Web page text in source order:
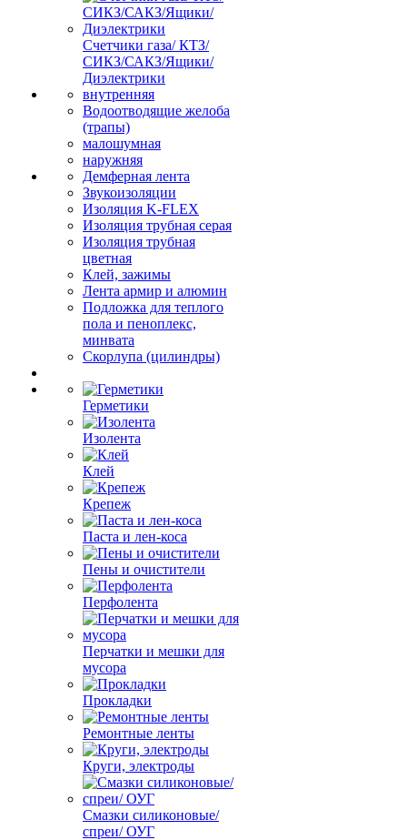
Счетчики газа/ КТЗ/
СИКЗ/САКЗ/Ящики/
Диэлектрики
внутренняя
Водоотводящие желоба
(трапы)
малошумная
наружняя
Демферная лента
Звукоизоляции
Изоляция K-FLEX
Изоляция трубная серая
Изоляция трубная
цветная
Клей, зажимы
Лента армир и алюмин
Подложка для теплого
пола и пеноплекс,
минвата
Скорлупа (цилиндры)
Герметики
Изолента
Клей
Крепеж
Паста и лен-коса
Пены и очистители
Перфолента
Перчатки и мешки для
мусора
Прокладки
Ремонтные ленты
Круги, электроды
Смазки силиконовые/
спреи/ ОУГ